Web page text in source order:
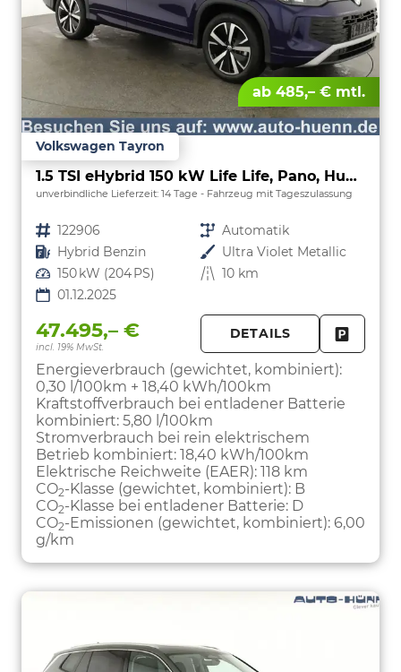
ab 485,– € mtl.
Volkswagen Tayron
1.5 TSI eHybrid 150 kW Life Life, Pano, HuD, AHK, AreaView, Side, Navi, Winter, 5-J. Garantie
unverbindliche Lieferzeit: 14 Tage Fahrzeug mit Tageszulassung
Fahrzeugnr. 122906 Getriebe Automatik
Kraftstoff Hybrid Benzin Außenfarbe Ultra Violet Metallic
Leistung 150 kW (204 PS) Kilometerstand 10 km
01.12.2025
47.495,– €
incl. 19% MwSt.
DETAILS
Energieverbrauch (gewichtet, kombiniert):
0,30 l/100km + 18,40 kWh/100km
Kraftstoffverbrauch bei entladener Batterie
kombiniert: 5,80 l/100km
Stromverbrauch bei rein elektrischem
Betrieb kombiniert: 18,40 kWh/100km
Elektrische Reichweite (EAER): 118 km
CO2-Klasse (gewichtet, kombiniert): B
CO2-Klasse bei entladener Batterie: D
CO2-Emissionen (gewichtet, kombiniert): 6,00
g/km